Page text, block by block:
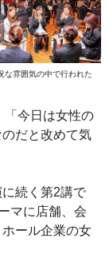
な雰囲気の中で行われた
「今日は女性の
だと改めて気
続く第2講で
マに店舗、会
ール企業の女